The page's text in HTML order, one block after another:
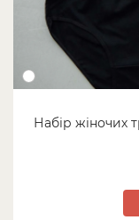
Набір жіночих